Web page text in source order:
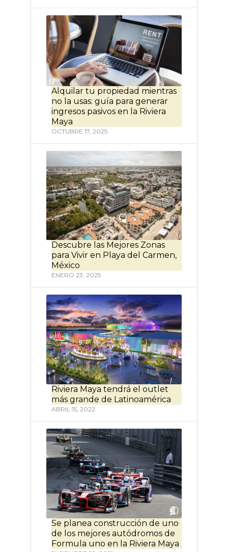
Alquilar tu propiedad mientras
no la usas: guía para generar
ingresos pasivos en la Riviera
Maya
OCTUBRE 17, 2025
Descubre las Mejores Zonas
para Vivir en Playa del Carmen,
México
ENERO 23, 2025
Riviera Maya tendrá el outlet
más grande de Latinoamérica
ABRIL 15, 2022
Se planea construcción de uno
de los mejores autódromos de
Formula uno en la Riviera Maya